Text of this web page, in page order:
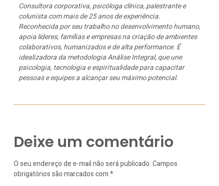
Consultora corporativa, psicóloga clínica, palestrante e
colunista com mais de 25 anos de experiência.
Reconhecida por seu trabalho no desenvolvimento humano,
apoia líderes, famílias e empresas na criação de ambientes
colaborativos, humanizados e de alta performance. É
idealizadora da metodologia Análise Integral, que une
psicologia, tecnologia e espiritualidade para capacitar
pessoas e equipes a alcançar seu máximo potencial.
Deixe um comentário
O seu endereço de e-mail não será publicado.Campos
obrigatórios são marcados com*